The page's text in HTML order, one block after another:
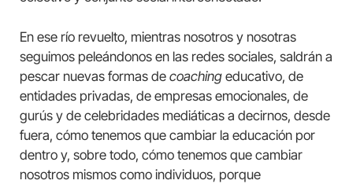
En ese río revuelto, mientras nosotros y nosotras
seguimos peleándonos en las redes sociales, saldrán a
pescar nuevas formas de coaching educativo, de
entidades privadas, de empresas emocionales, de
gurús y de celebridades mediáticas a decirnos, desde
fuera, cómo tenemos que cambiar la educación por
dentro y, sobre todo, cómo tenemos que cambiar
nosotros mismos como individuos, porque